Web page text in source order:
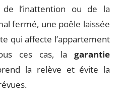
l’inattention ou de la
fermé, une poêle laissée
qui affecte l’appartement
ces cas, la garantie
la relève et évite la